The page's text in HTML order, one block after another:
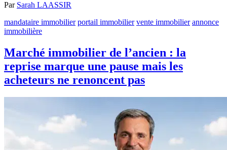
Par Sarah LAASSIR
mandataire immobilier portail immobilier vente immobilier annonce
immobilière
Marché immobilier de l’ancien : la
reprise marque une pause mais les
acheteurs ne renoncent pas